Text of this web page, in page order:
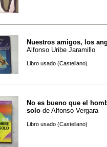
Nuestros amigos, los
Alfonso Uribe Jaramillo
Libro usado (Castellano)
No es bueno que el
solo de Alfonso Vergara
Libro usado (Castellano)